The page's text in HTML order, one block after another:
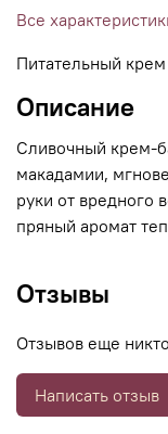
Все
Питательный
Описание
Сливочный крем-
макадамии,
руки от вредного
пряный аромат
Отзывы
Отзывов еще
Написать отзыв